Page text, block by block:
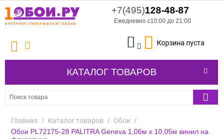
+7(495)128-48-87
Ежедневно с10:00 до 21:00
Корзина пуста
КАТАЛОГ ТОВАРОВ
Главная / Каталог товаров / Обои /
Обои PL72175-28 PALITRA Geneva 1,06м х 10,05м винил на